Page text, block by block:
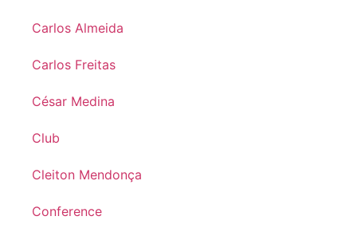
Carlos Almeida
Carlos Freitas
César Medina
Club
Cleiton Mendonça
Conference